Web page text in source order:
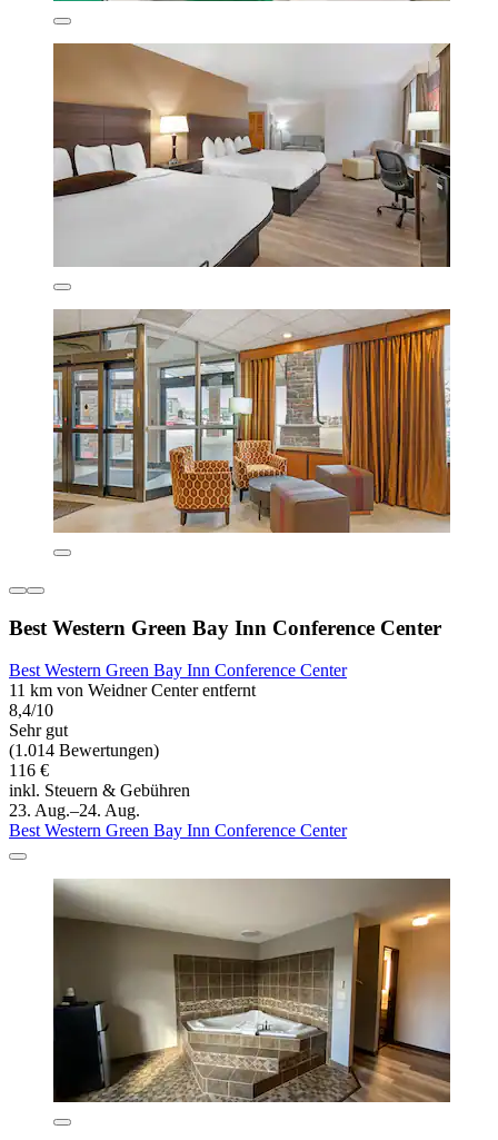
Best Western Green Bay Inn Conference Center
Best Western Green Bay Inn Conference Center
11 km von Weidner Center entfernt
8,4/10
Sehr gut
(1.014 Bewertungen)
116 €
inkl. Steuern & Gebühren
23. Aug.–24. Aug.
Best Western Green Bay Inn Conference Center